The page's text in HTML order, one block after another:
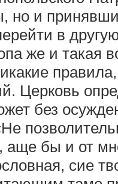
но и
в
же и такая
Церковь
без
аще бы и от
сие